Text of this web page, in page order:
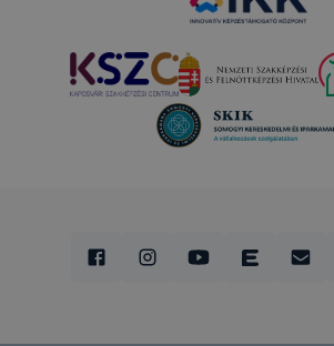
egyéb webanalitikai adatainak
www.google.com/analytics/). A
használt külső sütemény általi
http://www.google.com/intl/hu/
kérhető bővebb tájékoztatás.